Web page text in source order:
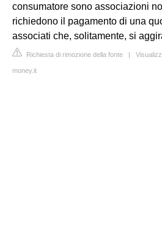
consumatore sono associazioni
richiedono il pagamento di una
associati che, solitamente, si
Richiesta di rimozione della fonte |
money.it